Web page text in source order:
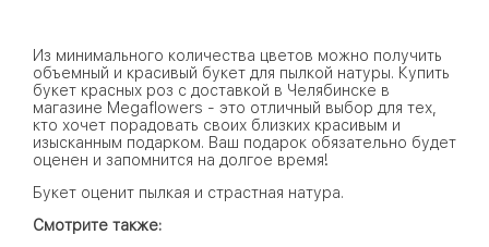
Из минимального количества цветов можно получить
объемный и красивый букет для пылкой натуры. Купить
букет красных роз с доставкой в Челябинске в
магазине Megaflowers - это отличный выбор для тех,
кто хочет порадовать своих близких красивым и
изысканным подарком. Ваш подарок обязательно будет
оценен и запомнится на долгое время!
Букет оценит пылкая и страстная натура.
Смотрите также: